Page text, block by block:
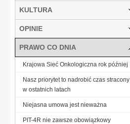
KULTURA
OPINIE
PRAWO CO DNIA
Krajowa Sieć Onkologiczna rok później
Nasz priorytet to nadrobić czas stracony
w ostatnich latach
Niejasna umowa jest nieważna
PIT-4R nie zawsze obowiązkowy